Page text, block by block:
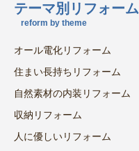
テーマ別リフォーム
reform by theme
オール電化リフォーム
住まい長持ちリフォーム
自然素材の内装リフォーム
収納リフォーム
人に優しいリフォーム